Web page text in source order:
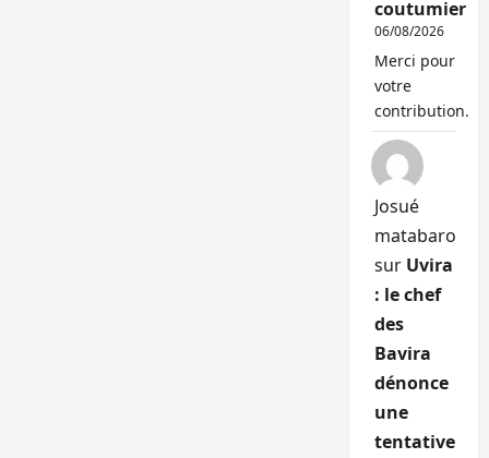
coutumier
06/08/2026
Merci pour
votre
contribution.
Josué
matabaro
sur Uvira
: le chef
des
Bavira
dénonce
une
tentative